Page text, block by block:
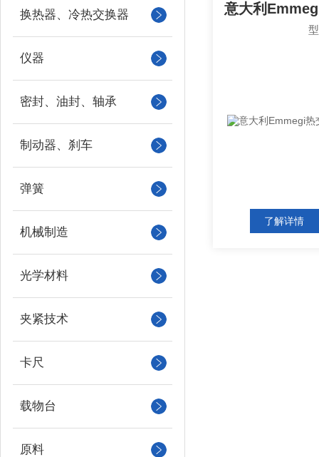
换热器、冷热交换器
仪器
密封、油封、轴承
制动器、刹车
弹簧
机械制造
光学材料
夹紧技术
卡尺
载物台
原料
了解详情